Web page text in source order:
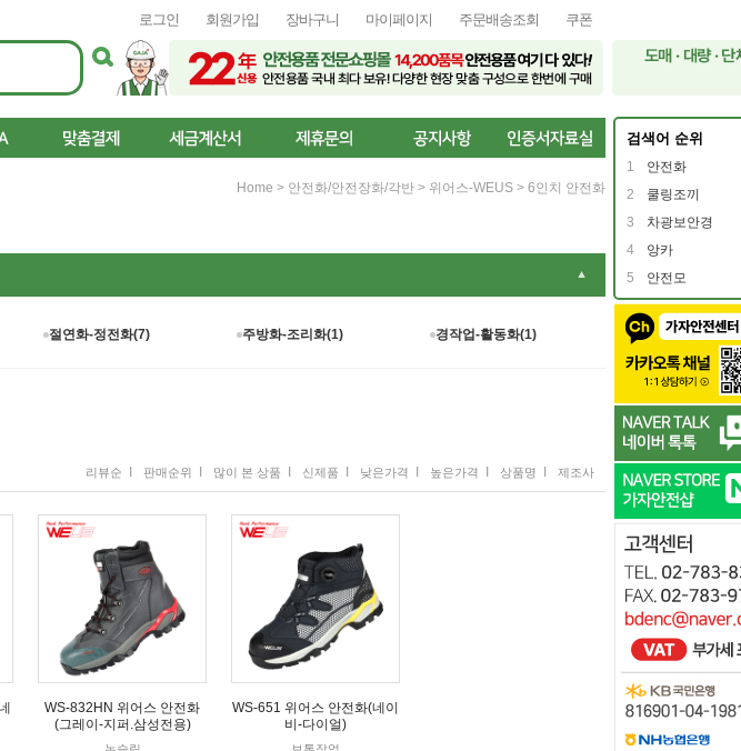
검색어 순위
1
안전화
2
쿨링조끼
3
차광보안경
4
앙카
5
안전모
로그인 회원가입 장바구니 마이페이지 주문배송조회 쿠폰
Home > 안전화/안전장화/각반 > 위어스-WEUS > 6인치 안전화
▼
절연화-정전화(7) 주방화-조리화(1) 경작업-활동화(1)
리뷰순 판매순위 많이 본 상품 신제품 낮은가격 높은가격 상품명 제조사
WS-832HN 위어스 안전화
(그레이-지퍼.삼성전용)
WS-651 위어스 안전화(네이
비-다이얼)